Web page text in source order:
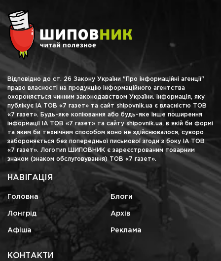
Відповідно до ст. 26 Закону України "Про інформаційні агенції"
право власності на продукцію інформаційного агентства
охороняється чинним законодавством України. Інформація, яку
публікує ІА ТОВ «7 газет» та сайт shipovnik.ua є власністю ТОВ
«7 газет». Будь-яке копіювання або будь-яке інше поширення
інформації ІА ТОВ «7 газет» та сайту shipovnik.ua, в якій би формі
та яким би технічним способом воно не здійснювалося, суворо
забороняється без попередньої письмової згоди з боку ІА ТОВ
«7 газет». Логотип ШИПОВНИК є зареєстрованим товарним
знаком (знаком обслуговування) ТОВ «7 газет».
НАВІГАЦІЯ
Головна Блоги
Лонгрід Архів
Афіша Реклама
КОНТАКТИ